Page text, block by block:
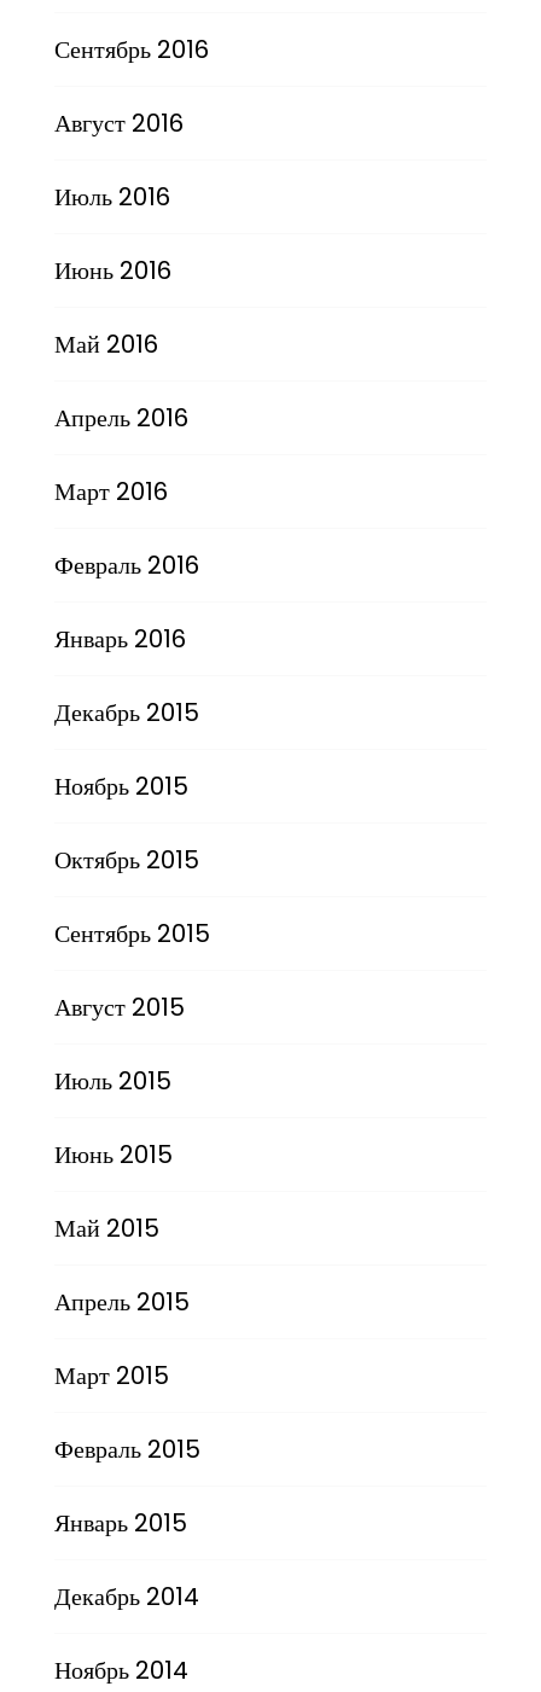
Сентябрь 2016
Август 2016
Июль 2016
Июнь 2016
Май 2016
Апрель 2016
Март 2016
Февраль 2016
Январь 2016
Декабрь 2015
Ноябрь 2015
Октябрь 2015
Сентябрь 2015
Август 2015
Июль 2015
Июнь 2015
Май 2015
Апрель 2015
Март 2015
Февраль 2015
Январь 2015
Декабрь 2014
Ноябрь 2014